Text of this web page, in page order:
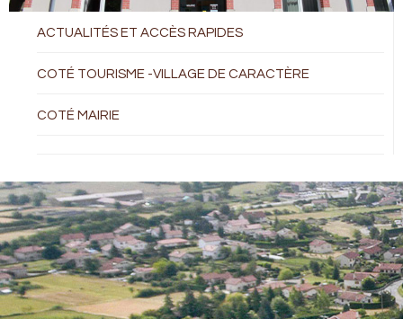
ACTUALITÉS ET ACCÈS RAPIDES
COTÉ TOURISME -VILLAGE DE CARACTÈRE
COTÉ MAIRIE